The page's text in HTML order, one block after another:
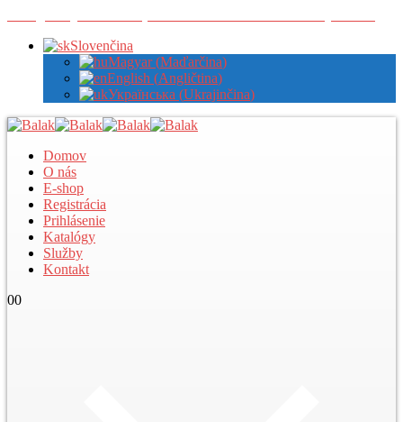
Slovenčina
Magyar (Maďarčina)
English (Angličtina)
Українська (Ukrajinčina)
Domov
O nás
E-shop
Registrácia
Prihlásenie
Katalógy
Služby
Kontakt
00